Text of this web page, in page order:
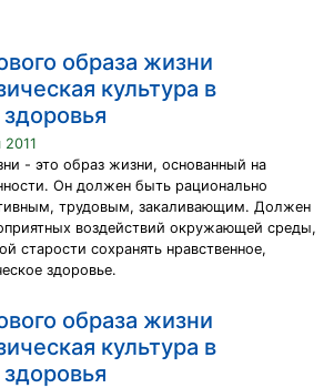
образа жизни
культура в
- это образ жизни, основанный на
Он должен быть рационально
трудовым, закаливающим. Должен
воздействий окружающей среды,
старости сохранять нравственное,
здоровье.
образа жизни
культура в